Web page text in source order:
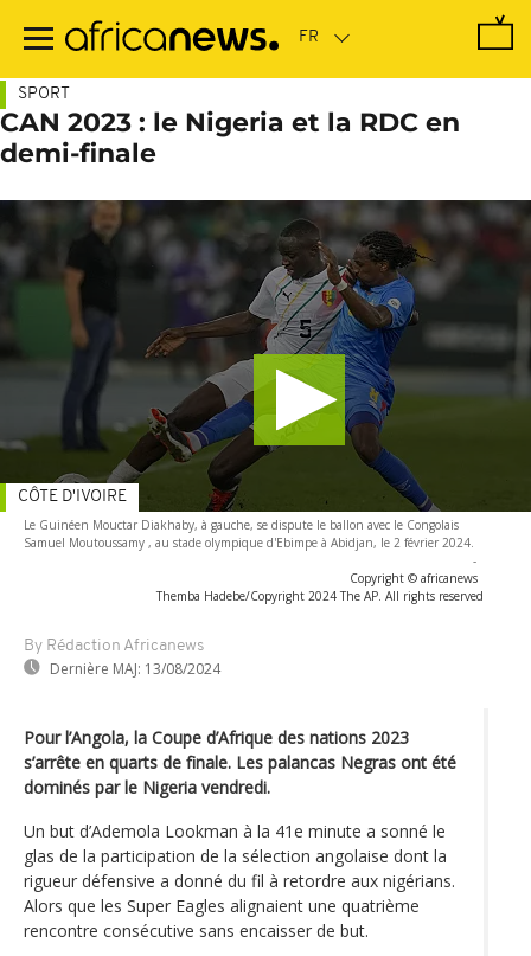
contenu
SPORT
CAN 2023 : le Nigeria et la RDC en
demi-finale
Le Guinéen Mouctar Diakhaby, à gauche, se dispute le ballon avec le Congolais
Samuel Moutoussamy , au stade olympique d'Ebimpe à Abidjan, le 2 février 2024.
-
Copyright © africanews
Themba Hadebe/Copyright 2024 The AP. All rights reserved
By Rédaction Africanews
Dernière MAJ: 13/08/2024
CÔTE D'IVOIRE
Pour l’Angola, la Coupe d’Afrique des nations 2023
s’arrête en quarts de finale. Les palancas Negras ont été
dominés par le Nigeria vendredi.
Un but d’Ademola Lookman à la 41e minute a sonné le
glas de la participation de la sélection angolaise dont la
rigueur défensive a donné du fil à retordre aux nigérians.
Alors que les Super Eagles alignaient une quatrième
rencontre consécutive sans encaisser de but.